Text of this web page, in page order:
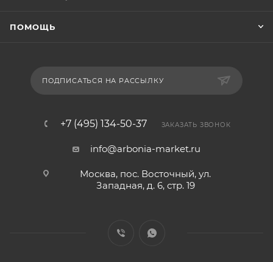
ПОМОЩЬ
ПОДПИСАТЬСЯ НА РАССЫЛКУ
+7 (495) 134-50-37 ЗАКАЗАТЬ ЗВОНОК
info@arbonia-market.ru
Москва, пос. Восточный, ул.
Западная, д. 6, стр. 19